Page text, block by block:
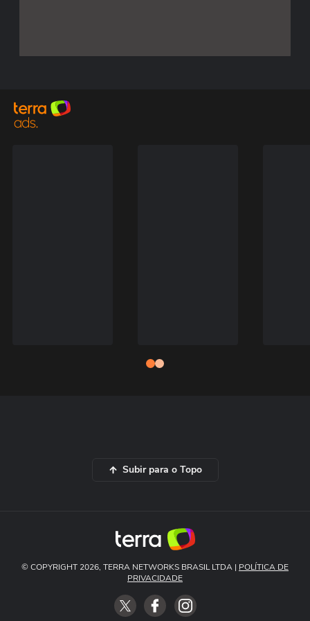
Subir para o Topo
© COPYRIGHT 2026, TERRA NETWORKS BRASIL LTDA | POLÍTICA DE
PRIVACIDADE